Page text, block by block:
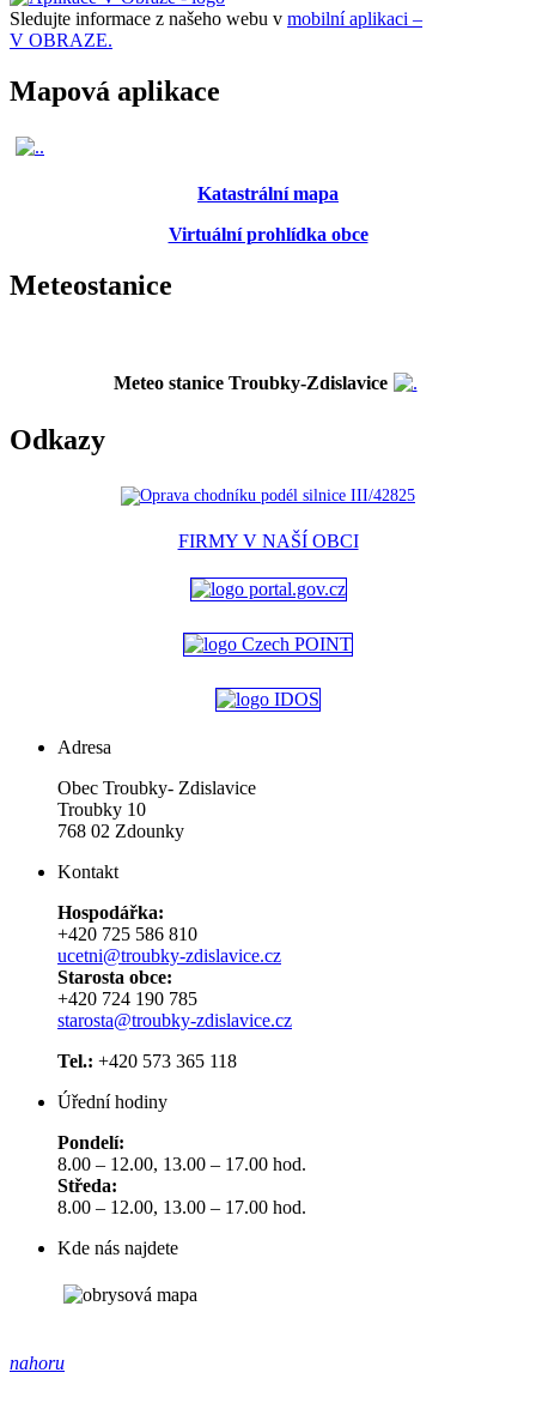
Sledujte informace z našeho webu v mobilní aplikaci –
V OBRAZE.
Mapová aplikace
Katastrální mapa
Virtuální prohlídka obce
Meteostanice
Meteo stanice Troubky-Zdislavice
Odkazy
FIRMY V NAŠÍ OBCI
Adresa
Obec Troubky- Zdislavice
Troubky 10
768 02 Zdounky
Kontakt
Hospodářka:
+420 725 586 810
ucetni@troubky-zdislavice.cz
Starosta obce:
+420 724 190 785
starosta@troubky-zdislavice.cz
Tel.: +420 573 365 118
Úřední hodiny
Pondelí:
8.00 – 12.00, 13.00 – 17.00 hod.
Středa:
8.00 – 12.00, 13.00 – 17.00 hod.
Kde nás najdete
nahoru